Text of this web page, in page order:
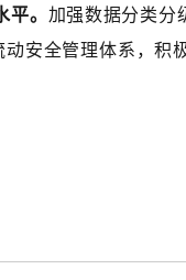
。 加强数据分类分
安全管理体系，